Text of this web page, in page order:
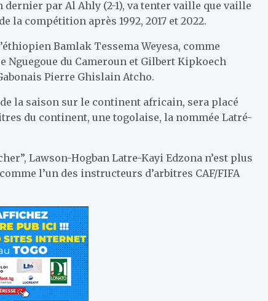
par Al Ahly (2-1), va tenter vaille que vaille
la compétition après 1992, 2017 et 2022.
Bamlak Tessema Weyesa, comme
Nguegoue du Cameroun et Gilbert Kipkoech
Pierre Ghislain Atcho.
la saison sur le continent africain, sera placé
du continent, une togolaise, la nommée Latré-
Lawson-Hogban Latre-Kayi Edzona n’est plus
l’un des instructeurs d’arbitres CAF/FIFA